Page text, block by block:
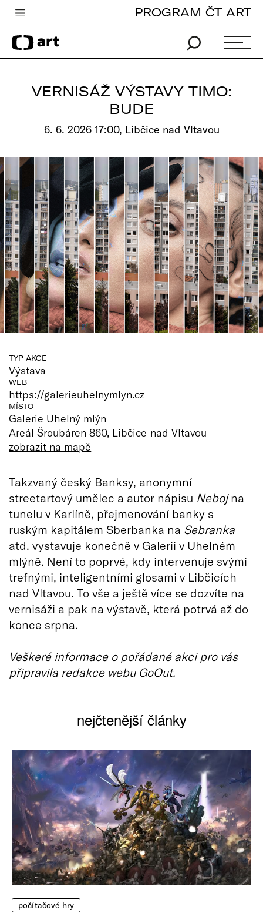
Česká televize
Zpravodajství
TV program
Vše o ČT
PROGRAM ČT ART
VERNISÁŽ VÝSTAVY TIMO:
BUDE
6. 6. 2026 17:00, Libčice nad Vltavou
TYP AKCE
Výstava
WEB
https://galerieuhelnymlyn.cz
MÍSTO
Galerie Uhelný mlýn
Areál Šroubáren 860, Libčice nad Vltavou
zobrazit na mapě
Takzvaný český Banksy, anonymní
streetartový umělec a autor nápisu Nebojna
tunelu v Karlíně, přejmenování banky s
ruským kapitálem Sberbanka na Sebranka
atd. vystavuje konečně v Galerii v Uhelném
mlýně. Není to poprvé, kdy intervenuje svými
trefnými, inteligentními glosami v Libčicích
nad Vltavou. To vše a ještě více se dozvíte na
vernisáži a pak na výstavě, která potrvá až do
konce srpna.
Veškeré informace o pořádané akci pro vás
připravila redakce webu GoOut.
nejčtenější články
počítačové hry